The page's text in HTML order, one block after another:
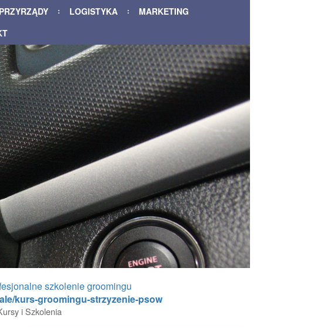
PRZYRZĄDY LOGISTYKA
MARKETING
szkolenie groomingu
kurs-groomingu-strzyzenie-psow
i Szkolenia